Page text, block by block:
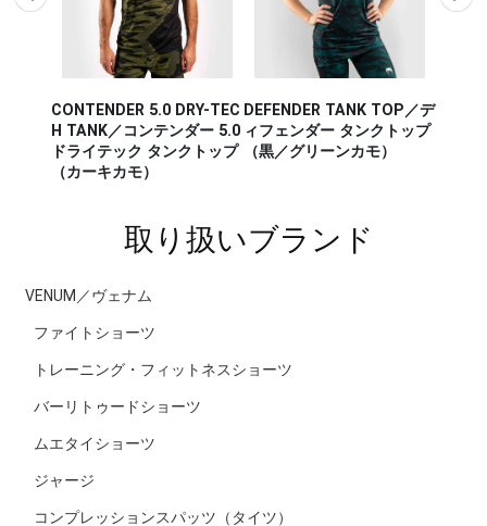
CONTENDER 5.0 DRY-TEC
H TANK／コンテンダー 5.0
ドライテック タンクトップ
（カーキカモ）
DEFENDER TANK TOP／デ
ィフェンダー タンクトップ
（黒／グリーンカモ）
AERO
取り扱いブランド
VENUM／ヴェナム
ファイトショーツ
トレーニング・フィットネスショーツ
バーリトゥードショーツ
ムエタイショーツ
ジャージ
コンプレッションスパッツ（タイツ）